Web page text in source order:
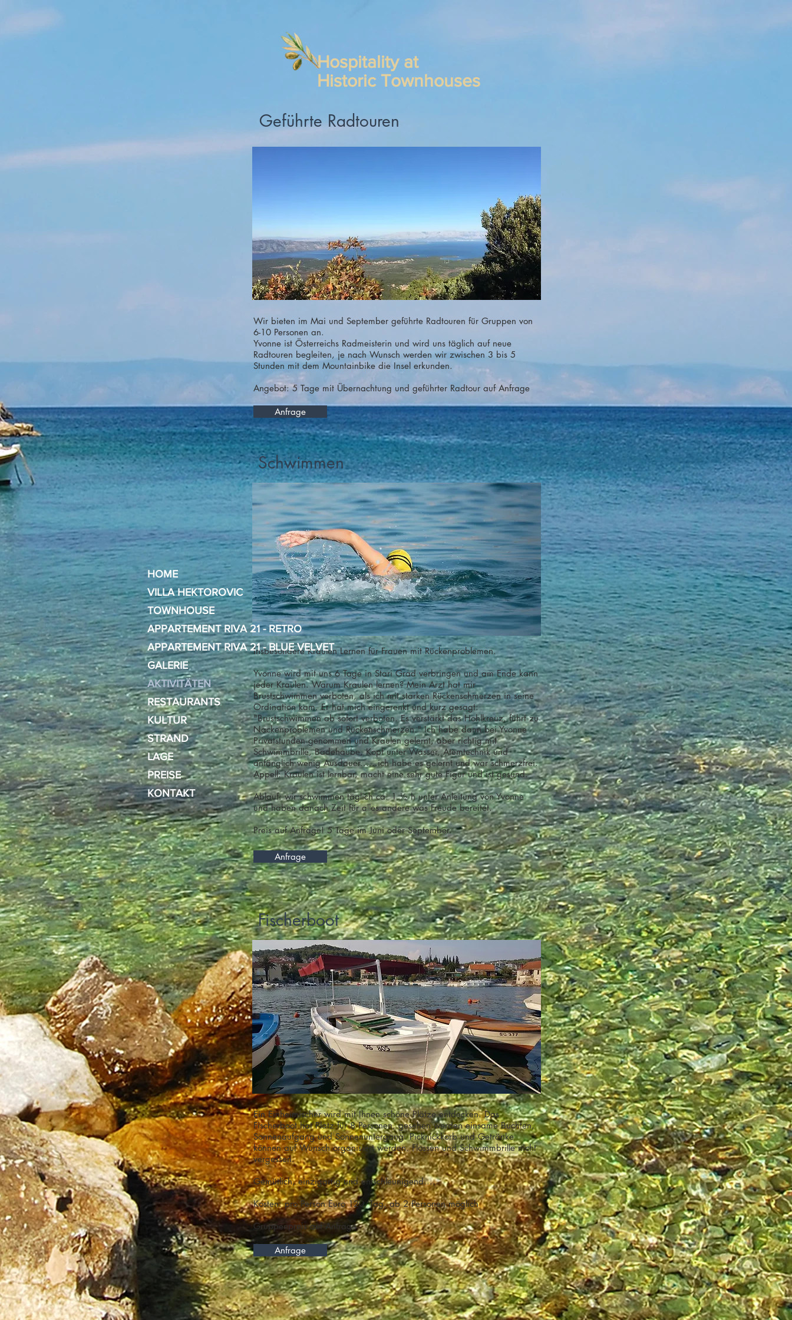
Hospitality at
Historic Townhouses
HOME
VILLA HEKTOROVIC
TOWNHOUSE
APPARTEMENT RIVA 21 - RETRO
APPARTEMENT RIVA 21 - BLUE VELVET
GALERIE
AKTIVITÄTEN
RESTAURANTS
KULTUR
STRAND
LAGE
PREISE
KONTAKT
Geführte Radtouren
Wir bieten im Mai und September geführte Radtouren für Gruppen von
6-10 Personen an.
Yvonne ist Österreichs Radmeisterin und wird uns täglich auf neue
Radtouren begleiten, je nach Wunsch werden wir zwischen 3 bis 5
Stunden mit dem Mountainbike die Insel erkunden.
Angebot: 5 Tage mit Übernachtung und geführter Radtour auf Anfrage
Insbesondere Kraulen Lernen für Frauen mit Rückenproblemen.
Yvonne wird mit uns 6 Tage in Stari Grad verbringen und am Ende kann
jeder Kraulen. Warum Kraulen lernen? Mein Arzt hat mir
Brustschwimmen verboten, als ich mit starken Rückenschmerzen in seine
Ordination kam. Er hat mich eingerenkt und kurz gesagt:
"Brustschwimmen ab sofort verboten. Es verstärkt das Hohlkreuz, führt zu
Nackenproblemen und Rückenschmerzen." Ich habe dann bei Yvonne
Privatstunden genommen und Kraulen gelernt, aber richtig mit
Schwimmbrille, Badehaube, Kopf unter Wasser, Atemtechnik und
anfänglich wenig Ausdauer......ich habe es gelernt und war schmerzfrei.
Appell: Kraulen ist lernbar, macht eine sehr gute Figur und ist gesund.
Ablauf: wir schwimmen täglich ca. 1 ½ h unter Anleitung von Yvonne
und haben danach Zeit für alles andere was Freude bereitet.
Preis auf Anfrage! 5 Tage im Juni oder September.
Ein Einheimischer wird mit Ihnen schöne Plätze entdecken. Das
Fischerboot hat Platz für 8 Personen, gesehen werden einsame Buchten,
Sonnenaufgang und Sonnenuntergang. Picknickkorb und Getränke
können auf Wunsch organisiert werden. Flossen und Schwimmbrille nicht
vergessen.
Gemütlich, einzigartig und entschleunigend.....
Kosten: pro Person Euro 120/Tag, ab 2 Personen möglich
Gruppenpreis auf Anfrage
Schwimmen
Fischerboot
Anfrage
Anfrage
Anfrage